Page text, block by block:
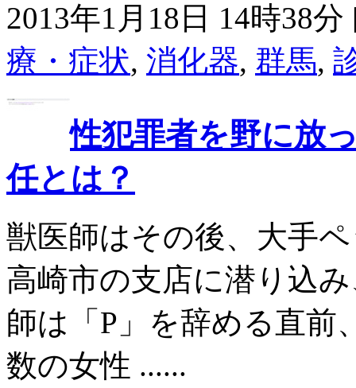
2013年1月18日 14時38分
療・症状, 消化器, 群馬,
性犯罪者を野に放
任とは？
獣医師はその後、大手
高崎市の支店に潜り込
師は「P」を辞める直前
数の女性 ......